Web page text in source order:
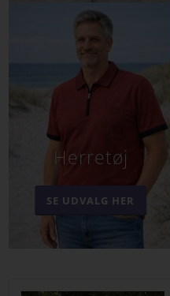
Herretøj
SE UDVALG HER